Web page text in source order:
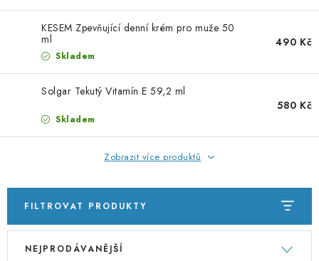
Podmínky ochrany osobních údajů
Kontakty
Natural Health Store
Slovník pojmů
Mapa serveru
Moje objednávka
KESEM Zpevňující denní krém pro muže 50
ml
Skladem
490 Kč
Solgar Tekutý Vitamín E 59,2 ml
Skladem
580 Kč
Zobrazit více produktů
FILTROVAT PRODUKTY
V
Ř
NEJPRODÁVANĚJŠÍ